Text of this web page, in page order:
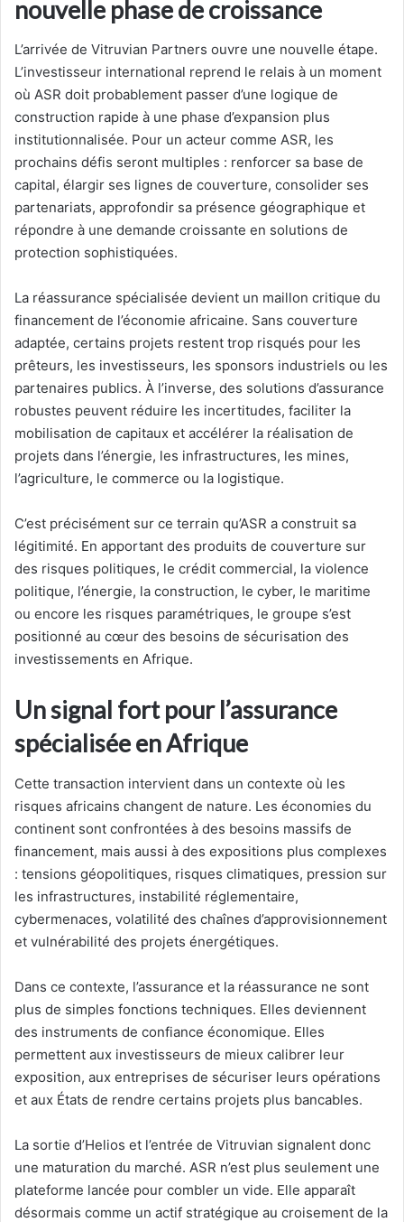
nouvelle phase de croissance
L’arrivée de Vitruvian Partners ouvre une nouvelle étape.
L’investisseur international reprend le relais à un moment
où ASR doit probablement passer d’une logique de
construction rapide à une phase d’expansion plus
institutionnalisée. Pour un acteur comme ASR, les
prochains défis seront multiples : renforcer sa base de
capital, élargir ses lignes de couverture, consolider ses
partenariats, approfondir sa présence géographique et
répondre à une demande croissante en solutions de
protection sophistiquées.
La réassurance spécialisée devient un maillon critique du
financement de l’économie africaine. Sans couverture
adaptée, certains projets restent trop risqués pour les
prêteurs, les investisseurs, les sponsors industriels ou les
partenaires publics. À l’inverse, des solutions d’assurance
robustes peuvent réduire les incertitudes, faciliter la
mobilisation de capitaux et accélérer la réalisation de
projets dans l’énergie, les infrastructures, les mines,
l’agriculture, le commerce ou la logistique.
C’est précisément sur ce terrain qu’ASR a construit sa
légitimité. En apportant des produits de couverture sur
des risques politiques, le crédit commercial, la violence
politique, l’énergie, la construction, le cyber, le maritime
ou encore les risques paramétriques, le groupe s’est
positionné au cœur des besoins de sécurisation des
investissements en Afrique.
Un signal fort pour l’assurance
spécialisée en Afrique
Cette transaction intervient dans un contexte où les
risques africains changent de nature. Les économies du
continent sont confrontées à des besoins massifs de
financement, mais aussi à des expositions plus complexes
: tensions géopolitiques, risques climatiques, pression sur
les infrastructures, instabilité réglementaire,
cybermenaces, volatilité des chaînes d’approvisionnement
et vulnérabilité des projets énergétiques.
Dans ce contexte, l’assurance et la réassurance ne sont
plus de simples fonctions techniques. Elles deviennent
des instruments de confiance économique. Elles
permettent aux investisseurs de mieux calibrer leur
exposition, aux entreprises de sécuriser leurs opérations
et aux États de rendre certains projets plus bancables.
La sortie d’Helios et l’entrée de Vitruvian signalent donc
une maturation du marché. ASR n’est plus seulement une
plateforme lancée pour combler un vide. Elle apparaît
désormais comme un actif stratégique au croisement de la